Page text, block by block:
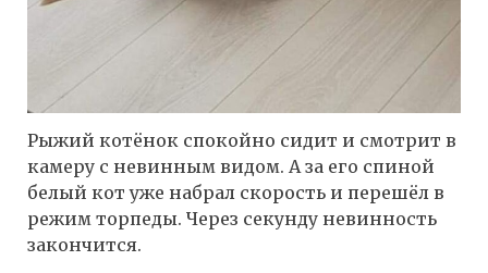
Рыжий котёнок спокойно сидит и смотрит в
камеру с невинным видом. А за его спиной
белый кот уже набрал скорость и перешёл в
режим торпеды. Через секунду невинность
закончится.